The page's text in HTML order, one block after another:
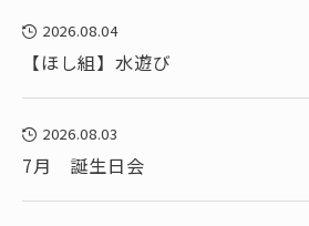
2026.08.04
【ほし組】水遊び
2026.08.03
7月 誕生日会